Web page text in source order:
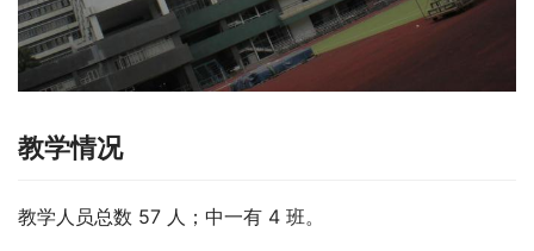
教学情况
教学人员总数 57 人；中一有 4 班。